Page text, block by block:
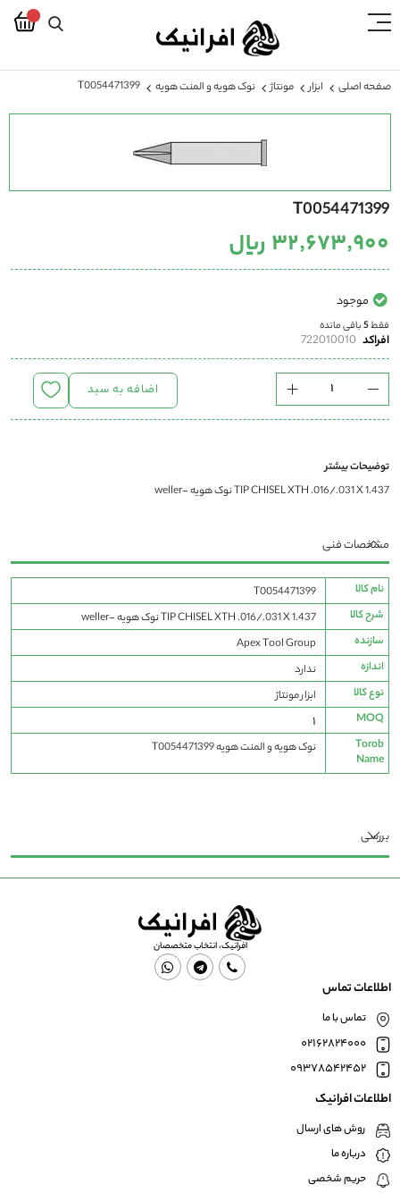
صفحه اصلی ابزار مونتاژ نوک هویه و المنت هویه
T0054471399
رفتن
رفتن
به
گالری
T0054471399
۳۲٬۶۷۳٬۹۰۰ ریال
موجود
فقط5باقی مانده
افراکد 722010010
اضافه به سبد
توضیحات بیشتر
TIP CHISEL XTH .016/.031 X 1.437 نوک هویه -weller
مشخصات فنی
مشخصات
فنی
نام کالا
T0054471399
شرح کالا
TIP CHISEL XTH .016/.031 X 1.437 نوک هویه -weller
سازنده
Apex Tool Group
اندازه
ندارد
نوع کالا
ابزار مونتاژ
MOQ
1
Torob
Name
نوک هویه و المنت هویه T0054471399
بررسی
افرانیک، انتخاب متخصصان
اطلاعات تماس
تماس با ما
02162824000
09378542452
اطلاعات افرانیک
روش های ارسال
درباره ما
حریم شخصی